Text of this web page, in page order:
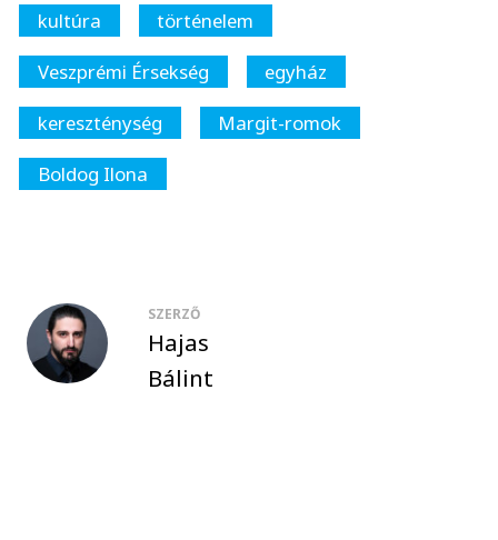
kultúra
történelem
Veszprémi Érsekség
egyház
kereszténység
Margit-romok
Boldog Ilona
SZERZŐ
Hajas
Bálint